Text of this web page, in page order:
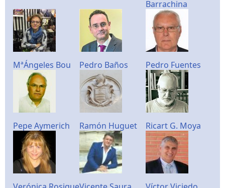
Barrachina
MªÁngeles Bou Pedro Baños Pedro Fuentes
Pepe Aymerich Ramón Huguet Ricart G. Moya